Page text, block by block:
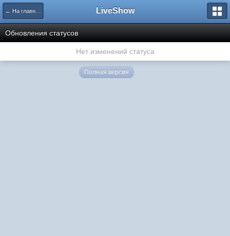
← На главную LiveShow
Обновления статусов
Нет изменений статуса
Полная версия